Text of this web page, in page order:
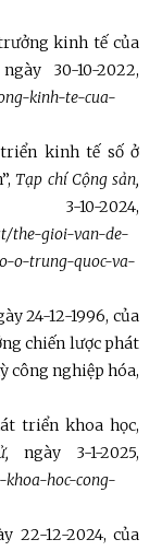
kinh tế của
ngày 30-10-2022,
kinh-te-cua-
triển kinh tế số ở
Tạp chí Cộng sản,
the-gioi-van-de-
o-trung-quoc-va-
24-12-1996, của
chiến lược phát
công nghiệp hóa,
triển khoa học,
ngày 3-1-2025,
hoc-cong-
22-12-2024, của